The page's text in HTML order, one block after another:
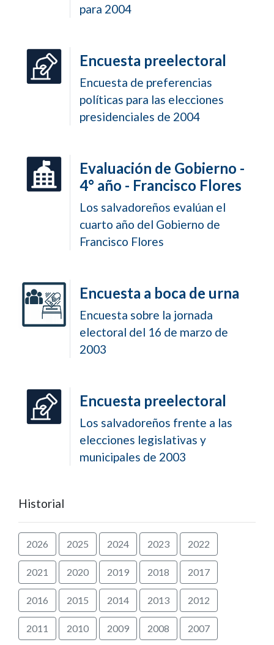
para 2004
Encuesta preelectoral
Encuesta de preferencias
políticas para las elecciones
presidenciales de 2004
Evaluación de Gobierno -
4° año - Francisco Flores
Los salvadoreños evalúan el
cuarto año del Gobierno de
Francisco Flores
Encuesta a boca de urna
Encuesta sobre la jornada
electoral del 16 de marzo de
2003
Encuesta preelectoral
Los salvadoreños frente a las
elecciones legislativas y
municipales de 2003
Historial
2026 2025 2024 2023 2022
2021 2020 2019 2018 2017
2016 2015 2014 2013 2012
2011 2010 2009 2008 2007